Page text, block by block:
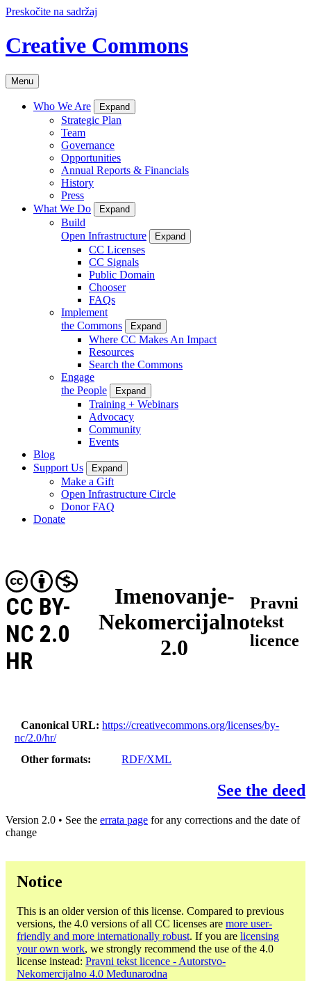
Preskočite na sadržaj
Creative Commons
Menu
Who We Are Expand
Strategic Plan
Team
Governance
Opportunities
Annual Reports & Financials
History
Press
What We Do
Expand
Build
Open Infrastructure
Expand
CC Licenses
CC Signals
Public Domain
Chooser
FAQs
Implement
the Commons
Expand
Where CC Makes An Impact
Resources
Search the Commons
Engage
the People
Expand
Training + Webinars
Advocacy
Community
Events
Blog
Support Us
Expand
Make a Gift
Open Infrastructure Circle
Donor FAQ
Donate
Imenovanje-
Nekomercijalno
2.0
CC BY-
NC 2.0
HR
Pravni
tekst
licence
Canonical URL
https://creativecommons.org/licenses/by-
nc/2.0/hr/
Other formats
RDF/XML
See the deed
Version 2.0 • See the errata page for any corrections and the date of
change
Notice
This is an older version of this license. Compared to previous
versions, the 4.0 versions of all CC licenses are more user-
friendly and more internationally robust. If you are licensing
your own work, we strongly recommend the use of the 4.0
license instead: Pravni tekst licence - Autorstvo-
Nekomercijalno 4.0 Međunarodna